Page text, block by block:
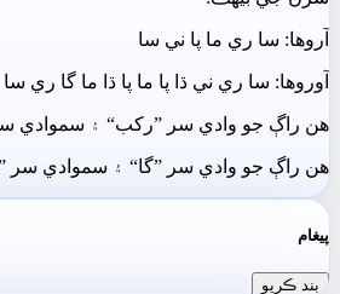
آروھا: سا ري ما پا ني سا
آوروھا: سا ري ني ڌا پا ما پا ڌا ما گا ري سا
ھن راڳ جو وادي سر ”رکب“ ۽ سموادي سر
ھن راڳ جو وادي سر ”گا“ ۽ سموادي سر
پيغام
بند ڪريو